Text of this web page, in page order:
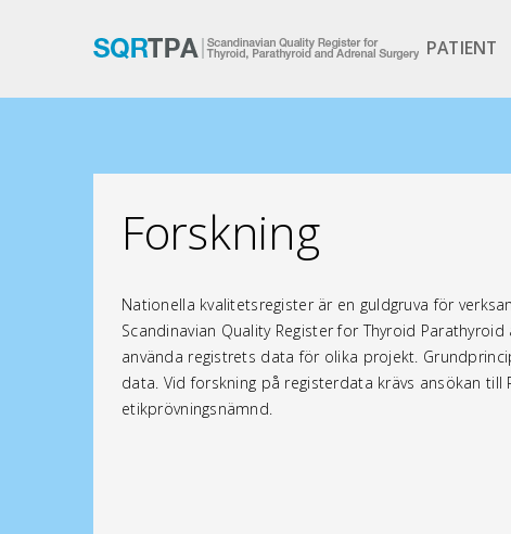
PATIENT
Forskning
Nationella kvalitetsregister är en guldgruva för
Scandinavian Quality Register for Thyroid
använda registrets data för olika projekt.
data. Vid forskning på registerdata krävs ansökan
etikprövningsnämnd.